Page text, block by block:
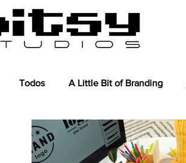
Todos A Little Bit of Branding